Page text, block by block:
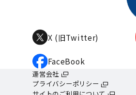
X (旧Twitter)
FaceBook
運営会社
プライバシーポリシー